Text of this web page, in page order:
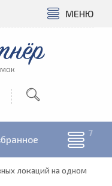
МЕНЮ
локаций на одном